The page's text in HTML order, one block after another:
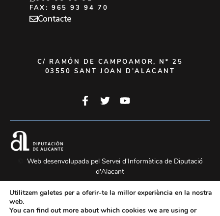
FAX: 965 93 94 70
Contacte
C/ RAMÓN DE CAMPOAMOR, Nº 25
03550 SANT JOAN D'ALACANT
Web desenvolupada pel Servei d'Informàtica de Diputació
d'Alacant
Avís
Política de
Política de
Mapa
Utilitzem galetes per a oferir-te la millor experiència en la nostra
web.
You can find out more about which cookies we are using or